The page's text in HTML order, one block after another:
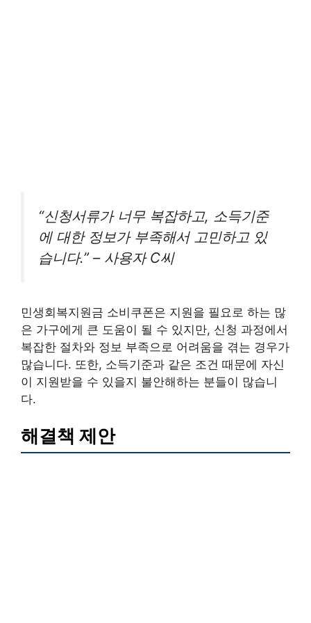
“신청서류가 너무 복잡하고, 소득기준
에 대한 정보가 부족해서 고민하고 있
습니다.” – 사용자 C씨
민생회복지원금 소비쿠폰은 지원을 필요로 하는 많
은 가구에게 큰 도움이 될 수 있지만, 신청 과정에서
복잡한 절차와 정보 부족으로 어려움을 겪는 경우가
많습니다. 또한, 소득기준과 같은 조건 때문에 자신
이 지원받을 수 있을지 불안해하는 분들이 많습니
다.
해결책 제안